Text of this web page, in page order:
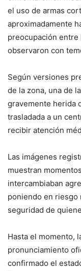
el uso de armas
aproximadamente
preocupación
observaron con
Según versiones
de la zona, una de
gravemente herida
trasladada a un
recibir atención
Las imágenes
muestran
intercambiaban
poniendo en riesgo
seguridad de
Hasta el momento,
pronunciamiento
confirmado el